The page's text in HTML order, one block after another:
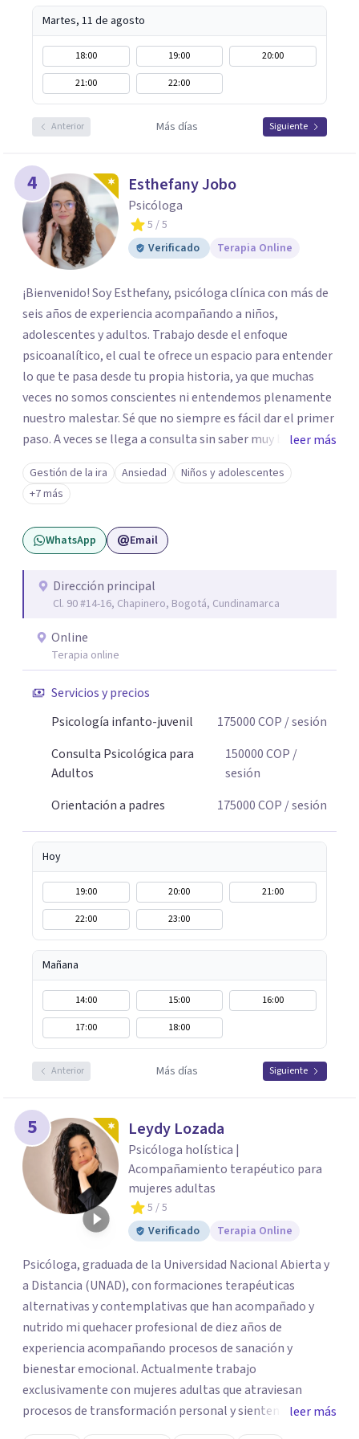
Martes, 11 de agosto
18:00 19:00
20:00
21:00
22:00
Anterior Más días Siguiente
4 Esthefany Jobo
Psicóloga
5 / 5
Verificado
Terapia Online
¡Bienvenido! Soy Esthefany, psicóloga clínica con más de
seis años de experiencia acompañando a niños,
adolescentes y adultos. Trabajo desde el enfoque
psicoanalítico, el cual te ofrece un espacio para entender
lo que te pasa desde tu propia historia, ya que muchas
veces no somos conscientes ni entendemos plenamente
nuestro malestar. Sé que no siempre es fácil dar el primer
paso. A veces se llega a consulta sin saber muy bien qué
decir, o sintiendo que algo no anda bien pero sin poder
nombrarlo. Mi intención es acompañarte en ese proceso,
sin juicios y a tu propio ritmo, para que lo que hoy te pesa
pueda pensarse y transformarse.
leer más
Gestión de la ira Ansiedad
Niños y adolescentes
+7 más
WhatsApp Email
Dirección principal
Cl. 90 #14-16, Chapinero, Bogotá, Cundinamarca
Online
Terapia online
Servicios y precios
Psicología infanto-juvenil
175000COP / sesión
Consulta Psicológica para
Adultos
150000COP /
sesión
Orientación a padres
175000COP / sesión
Hoy
19:00 20:00
21:00
22:00
23:00
Mañana
14:00 15:00
16:00
17:00
18:00
Anterior Más días Siguiente
5 Leydy Lozada
Psicóloga holística |
Acompañamiento terapéutico para
mujeres adultas
5 / 5
Verificado
Terapia Online
Psicóloga, graduada de la Universidad Nacional Abierta y
a Distancia (UNAD), con formaciones terapéuticas
alternativas y contemplativas que han acompañado y
nutrido mi quehacer profesional de diez años de
experiencia acompañando procesos de sanación y
bienestar emocional. Actualmente trabajo
exclusivamente con mujeres adultas que atraviesan
procesos de transformación personal y sienten la
necesidad de tomar una pausa para reconectar consigo
leer más